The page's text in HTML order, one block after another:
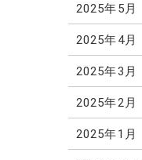
2025年5月
2025年4月
2025年3月
2025年2月
2025年1月